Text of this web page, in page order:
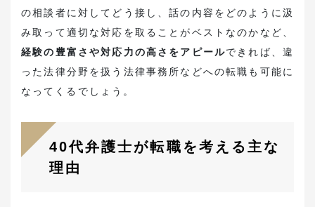
の相談者に対してどう接し、話の内容をどのように汲
み取って適切な対応を取ることがベストなのかなど、
経験の豊富さや対応力の高さをアピールできれば、違
った法律分野を扱う法律事務所などへの転職も可能に
なってくるでしょう。
40代弁護士が転職を考える主な
理由